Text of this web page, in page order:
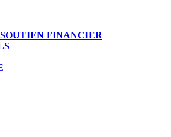
FINANCIER